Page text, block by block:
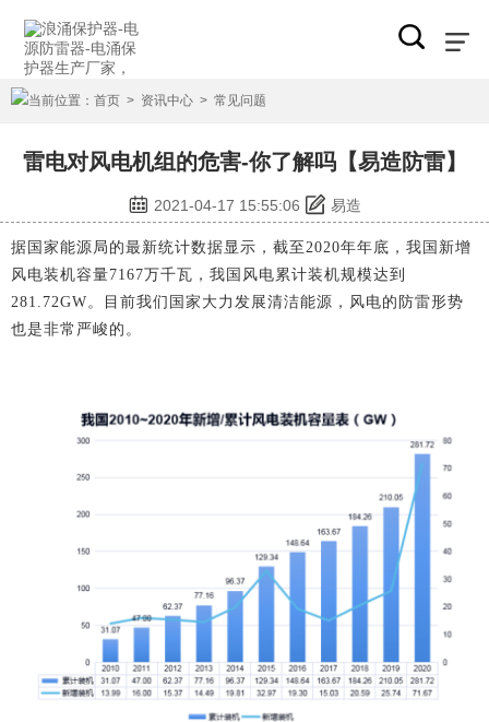
当前位置： 首页 > 资讯中心 > 常见问题
雷电对风电机组的危害-你了解吗【易造防雷】
2021-04-17 15:55:06 易造
据国家能源局的最新统计数据显示，截至2020年年底，我国新增
风电装机容量7167万千瓦，我国风电累计装机规模达到
281.72GW。目前我们国家大力发展清洁能源，风电的防雷形势
也是非常严峻的。